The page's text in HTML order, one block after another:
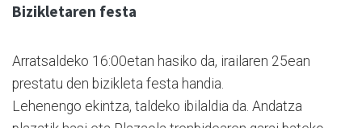
Bizikletaren festa
Arratsaldeko 16:00etan hasiko da, irailaren 25ean
prestatu den bizikleta festa handia.
Lehenengo ekintza, taldeko ibilaldia da. Andatza